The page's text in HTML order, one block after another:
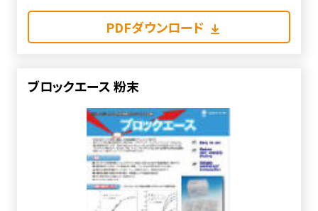
PDFダウンロード
ブロックエース 粉末